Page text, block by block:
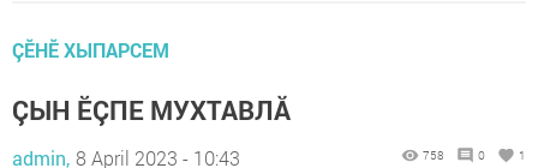
ÇӖНӖ ХЫПАРСЕМ
ÇЫН ӖÇПЕ МУХТАВЛĂ
admin, 8 April 2023 - 10:43 758 0 1